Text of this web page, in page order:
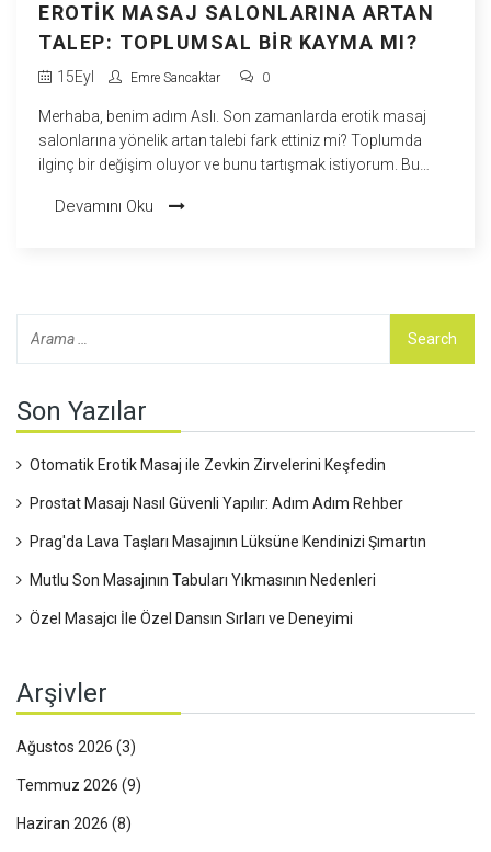
EROTIK MASAJ SALONLARINA ARTAN
TALEP: TOPLUMSAL BIR KAYMA MI?
15Eyl Emre Sancaktar 0
Merhaba, benim adım Aslı. Son zamanlarda erotik masaj
salonlarına yönelik artan talebi fark ettiniz mi? Toplumda
ilginç bir değişim oluyor ve bunu tartışmak istiyorum. Bu
getirebilir ve kim bilir, belki de bazıları için yeni bir kapı açabilir.
Devamını Oku
Son Yazılar
Otomatik Erotik Masaj ile Zevkin Zirvelerini Keşfedin
Prostat Masajı Nasıl Güvenli Yapılır: Adım Adım Rehber
Prag'da Lava Taşları Masajının Lüksüne Kendinizi Şımartın
Mutlu Son Masajının Tabuları Yıkmasının Nedenleri
Özel Masajcı İle Özel Dansın Sırları ve Deneyimi
Arşivler
Ağustos 2026 (3)
Temmuz 2026 (9)
Haziran 2026 (8)